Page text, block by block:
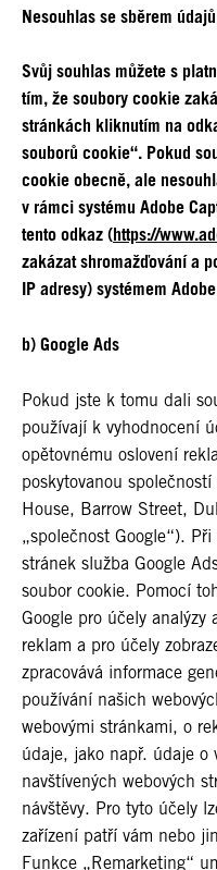
Nesouhlas se sběrem
Svůj souhlas můžete s
tím, že soubory cookie
stránkách kliknutím na
souborů cookie“. Pokud
cookie obecně, ale
v rámci systému Adobe
tento odkaz (https://
zakázat shromažďování a
IP adresy) systémem
b) Google Ads
Pokud jste k tomu dali
používají k vyhodnocení
opětovnému oslovení
poskytovanou
House, Barrow Street,
„společnost Google“).
stránek služba Google
soubor cookie. Pomocí
Google pro účely analýzy
reklam a pro účely
zpracovává informace
používání našich
webovými stránkami, o
údaje, jako např. údaje o
navštívených webových
návštěvy. Pro tyto účely
zařízení patří vám nebo
Funkce „Remarketing“